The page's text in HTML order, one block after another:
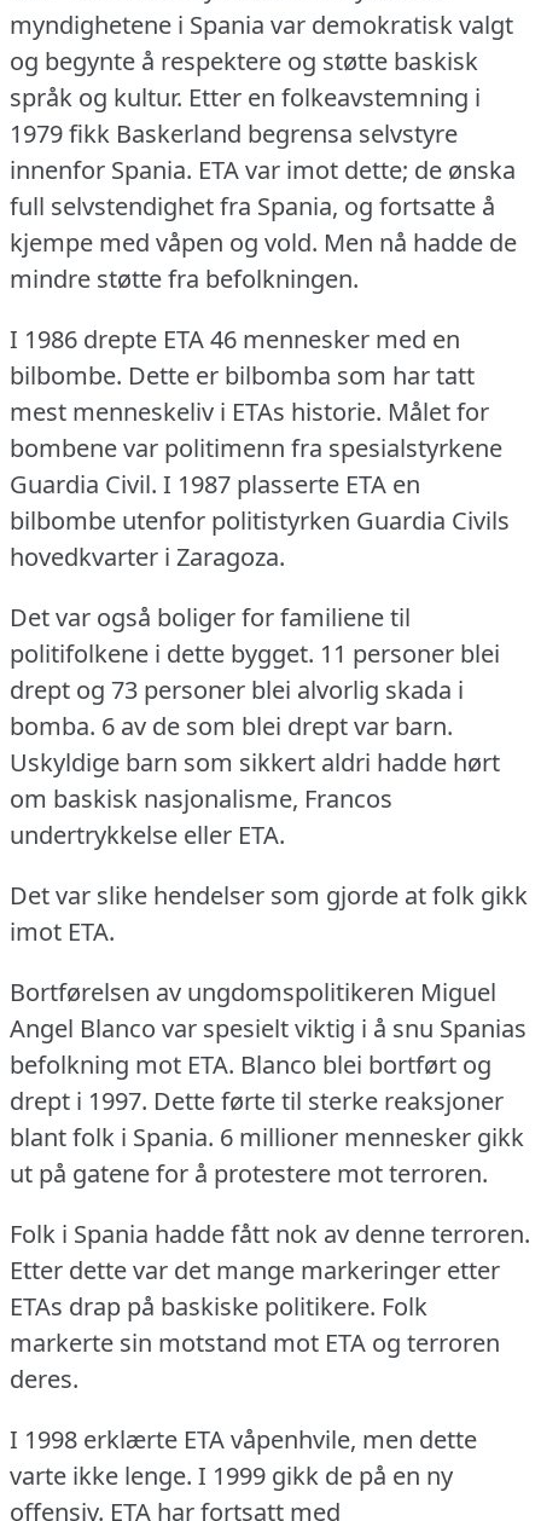
myndighetene i Spania var demokratisk valgt
og begynte å respektere og støtte baskisk
språk og kultur. Etter en folkeavstemning i
1979 fikk Baskerland begrensa selvstyre
innenfor Spania. ETA var imot dette; de ønska
full selvstendighet fra Spania, og fortsatte å
kjempe med våpen og vold. Men nå hadde de
mindre støtte fra befolkningen.
I 1986 drepte ETA 46 mennesker med en
bilbombe. Dette er bilbomba som har tatt
mest menneskeliv i ETAs historie. Målet for
bombene var politimenn fra spesialstyrkene
Guardia Civil. I 1987 plasserte ETA en
bilbombe utenfor politistyrken Guardia Civils
hovedkvarter i Zaragoza.
Det var også boliger for familiene til
politifolkene i dette bygget. 11 personer blei
drept og 73 personer blei alvorlig skada i
bomba. 6 av de som blei drept var barn.
Uskyldige barn som sikkert aldri hadde hørt
om baskisk nasjonalisme, Francos
undertrykkelse eller ETA.
Det var slike hendelser som gjorde at folk gikk
imot ETA.
Bortførelsen av ungdomspolitikeren Miguel
Angel Blanco var spesielt viktig i å snu Spanias
befolkning mot ETA. Blanco blei bortført og
drept i 1997. Dette førte til sterke reaksjoner
blant folk i Spania. 6 millioner mennesker gikk
ut på gatene for å protestere mot terroren.
Folk i Spania hadde fått nok av denne terroren.
Etter dette var det mange markeringer etter
ETAs drap på baskiske politikere. Folk
markerte sin motstand mot ETA og terroren
deres.
I 1998 erklærte ETA våpenhvile, men dette
varte ikke lenge. I 1999 gikk de på en ny
offensiv. ETA har fortsatt med